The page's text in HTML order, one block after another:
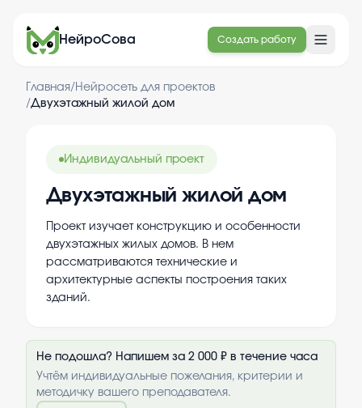
НейроСова Создать работу
Главная/ Нейросеть для проектов
/Двухэтажный жилой дом
Индивидуальный проект
Двухэтажный жилой дом
Проект изучает конструкцию и особенности
двухэтажных жилых домов. В нем
рассматриваются технические и
архитектурные аспекты построения таких
зданий.
Не подошла? Напишем за 2 000 ₽ в течение часа
Учтём индивидуальные пожелания, критерии и
методичку вашего преподавателя.